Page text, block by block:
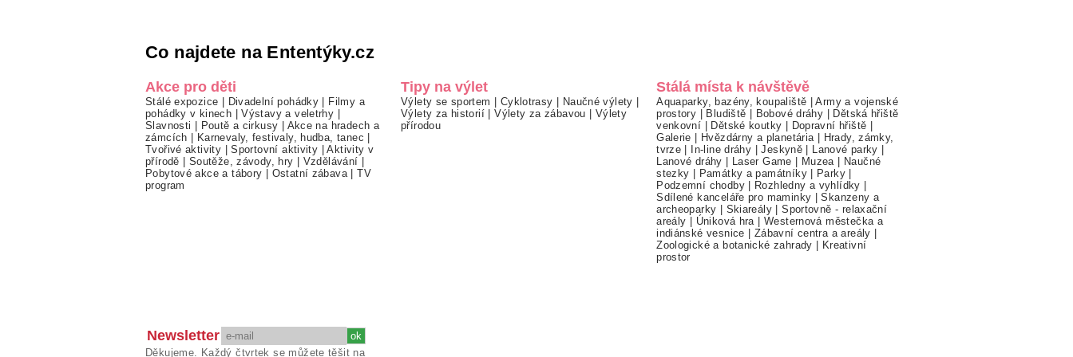
Co najdete na Ententýky.cz
Akce pro děti
Stálé expozice | Divadelní pohádky | Filmy a
pohádky v kinech |Výstavy a veletrhy |
Slavnosti | Poutě a cirkusy | Akce na hradech a
zámcích | Karnevaly, festivaly, hudba, tanec |
Tvořivé aktivity |Sportovní aktivity |Aktivity v
přírodě | Soutěže, závody, hry | Vzdělávání |
Pobytové akce a tábory | Ostatní zábava |TV
program
Tipy na výlet
Výlety se sportem | Cyklotrasy | Naučné výlety |
Výlety za historií |Výlety za zábavou | Výlety
přírodou
Stálá místa k návštěvě
Aquaparky, bazény, koupaliště |Army a vojenské
prostory | Bludiště | Bobové dráhy | Dětská hřiště
venkovní | Dětské koutky | Dopravní hřiště |
Galerie | Hvězdárny a planetária | Hrady, zámky,
tvrze | In-line dráhy |Jeskyně | Lanové parky |
Lanové dráhy | Laser Game | Muzea | Naučné
stezky | Památky a památníky| Parky |
Podzemní chodby| Rozhledny a vyhlídky |
Sdílené kanceláře pro maminky |Skanzeny a
archeoparky | Skiareály |Sportovně - relaxační
areály | Úniková hra |Westernová městečka a
indiánské vesnice | Zábavní centra a areály |
Zoologické a botanické zahrady | Kreativní
prostor
Newsletter
Děkujeme. Každý čtvrtek se můžete těšit na